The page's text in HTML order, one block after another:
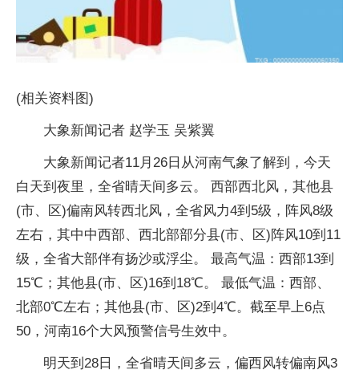
(相关资料图)
大象新闻记者 赵学玉 吴紫翼
大象新闻记者11月26日从河南气象了解到，今天
白天到夜里，全省晴天间多云。 西部西北风，其他县
(市、区)偏南风转西北风，全省风力4到5级，阵风8级
左右，其中中西部、西北部部分县(市、区)阵风10到11
级，全省大部伴有扬沙或浮尘。 最高气温：西部13到
15℃；其他县(市、区)16到18℃。 最低气温：西部、
北部0℃左右；其他县(市、区)2到4℃。截至早上6点
50，河南16个大风预警信号生效中。
明天到28日，全省晴天间多云，偏西风转偏南风3